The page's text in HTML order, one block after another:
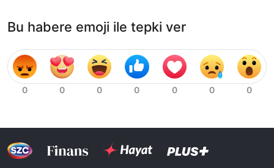
Bu habere emoji ile tepki ver